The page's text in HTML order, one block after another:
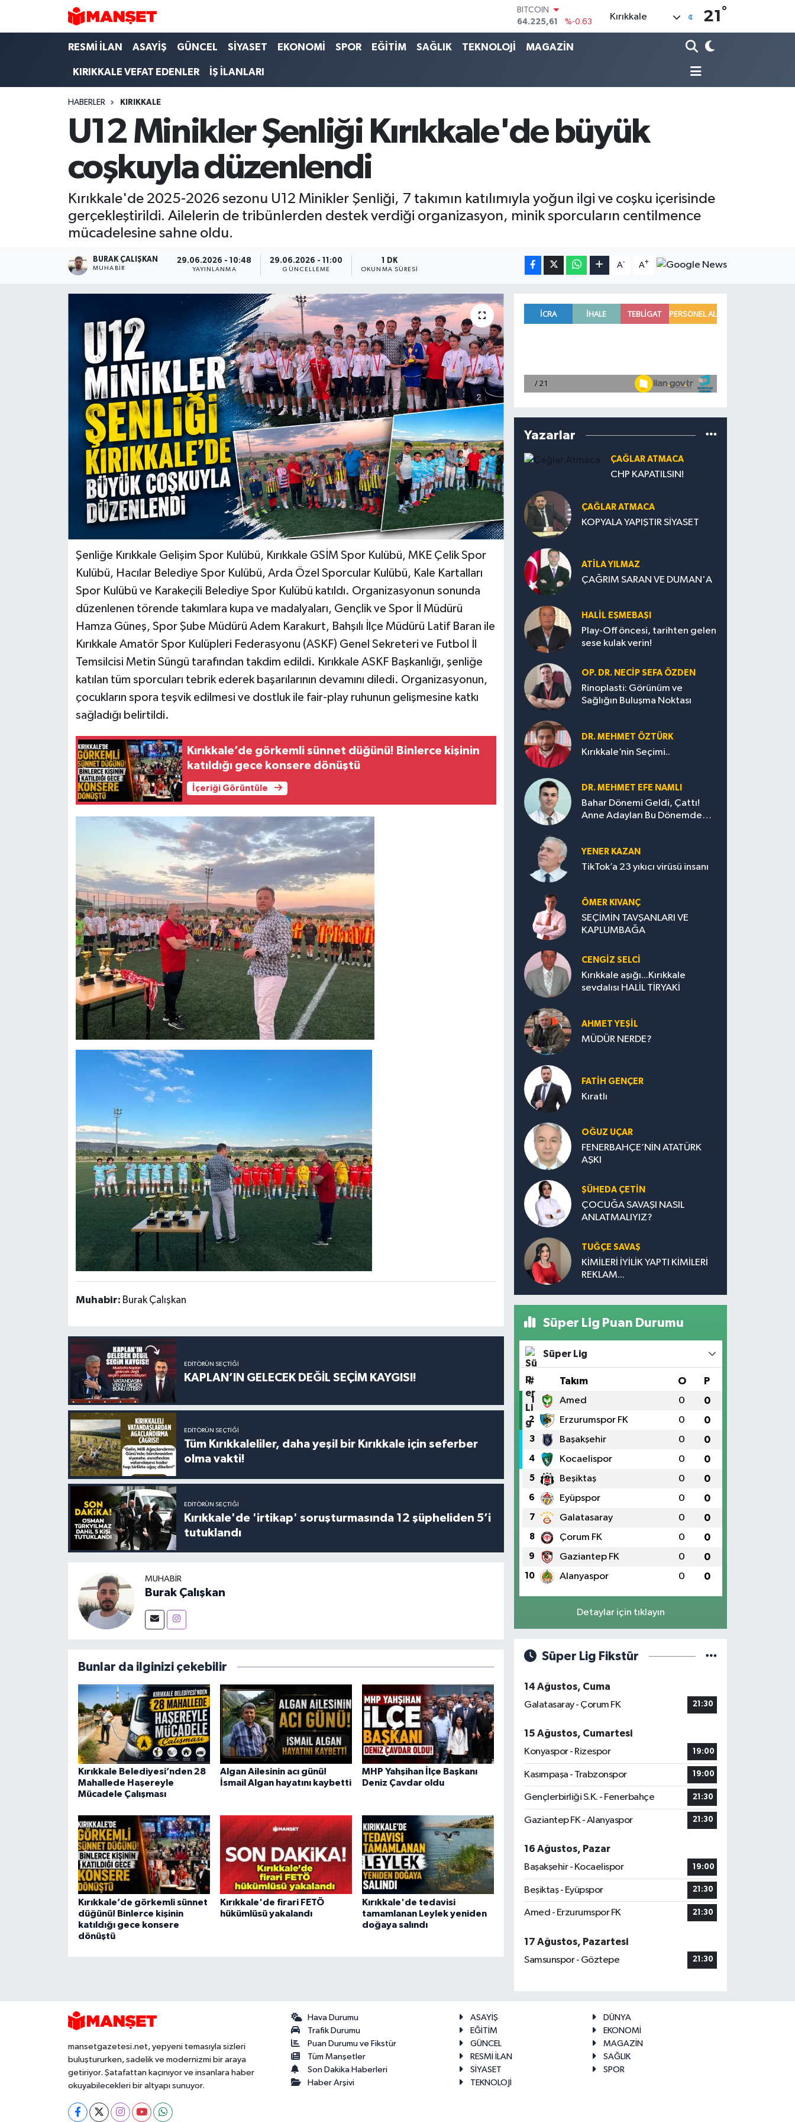
DOLAR
47,6704
%0
EURO
55,0406
%-0.08
13.799
%70
BITCOIN
64.225,61
%-0.63
Kırıkkale 21 °
RESMİ İLAN ASAYİŞ GÜNCEL SİYASET EKONOMİ SPOR EĞİTİM SAĞLIK TEKNOLOJİ MAGAZİN
KIRIKKALE VEFAT EDENLER İŞ İLANLARI
HABERLER KIRIKKALE
U12 Minikler Şenliği Kırıkkale'de büyük
coşkuyla düzenlendi
Kırıkkale'de 2025-2026 sezonu U12 Minikler Şenliği, 7 takımın katılımıyla yoğun ilgi ve coşku içerisinde
gerçekleştirildi. Ailelerin de tribünlerden destek verdiği organizasyon, minik sporcuların centilmence
mücadelesine sahne oldu.
BURAK ÇALIŞKAN
MUHABIR
29.06.2026 - 10:48
YAYINLANMA
29.06.2026 - 11:00
GÜNCELLEME
1 DK
OKUNMA SÜRESI
A- A+
Şenliğe Kırıkkale Gelişim Spor Kulübü, Kırıkkale GSİM Spor Kulübü, MKE Çelik Spor
Kulübü, Hacılar Belediye Spor Kulübü, Arda Özel Sporcular Kulübü, Kale Kartalları
Spor Kulübü ve Karakeçili Belediye Spor Kulübü katıldı. Organizasyonun sonunda
düzenlenen törende takımlara kupa ve madalyaları, Gençlik ve Spor İl Müdürü
Hamza Güneş, Spor Şube Müdürü Adem Karakurt, Bahşılı İlçe Müdürü Latif Baran ile
Kırıkkale Amatör Spor Kulüpleri Federasyonu (ASKF) Genel Sekreteri ve Futbol İl
Temsilcisi Metin Süngü tarafından takdim edildi. Kırıkkale ASKF Başkanlığı, şenliğe
katılan tüm sporcuları tebrik ederek başarılarının devamını diledi. Organizasyonun,
çocukların spora teşvik edilmesi ve dostluk ile fair-play ruhunun gelişmesine katkı
sağladığı belirtildi.
Kırıkkale’de görkemli sünnet düğünü! Binlerce kişinin
katıldığı gece konsere dönüştü
İçeriği Görüntüle
Muhabir: Burak Çalışkan
EDITÖRÜN SEÇTIĞI
KAPLAN’IN GELECEK DEĞİL SEÇİM KAYGISI!
EDITÖRÜN SEÇTIĞI
Tüm Kırıkkaleliler, daha yeşil bir Kırıkkale için seferber
olma vakti!
EDITÖRÜN SEÇTIĞI
Kırıkkale'de 'irtikap' soruşturmasında 12 şüpheliden 5’i
tutuklandı
MUHABIR
Burak Çalışkan
Bunlar da ilginizi çekebilir
Kırıkkale Belediyesi’nden 28
Mahallede Haşereyle
Mücadele Çalışması
Algan Ailesinin acı günü!
İsmail Algan hayatını kaybetti
MHP Yahşihan İlçe Başkanı
Deniz Çavdar oldu
Kırıkkale’de görkemli sünnet
düğünü! Binlerce kişinin
katıldığı gece konsere
dönüştü
Kırıkkale'de firari FETÖ
hükümlüsü yakalandı
Kırıkkale'de tedavisi
tamamlanan Leylek yeniden
doğaya salındı
Yazarlar
ÇAĞLAR ATMACA
CHP KAPATILSIN!
ÇAĞLAR ATMACA
KOPYALA YAPIŞTIR SİYASET
ATILA YILMAZ
ÇAĞRIM SARAN VE DUMAN'A
HALIL EŞMEBAŞI
Play-Off öncesi, tarihten gelen
sese kulak verin!
OP. DR. NECIP SEFA ÖZDEN
Rinoplasti: Görünüm ve
Sağlığın Buluşma Noktası
DR. MEHMET ÖZTÜRK
Kırıkkale’nin Seçimi..
DR. MEHMET EFE NAMLI
Bahar Dönemi Geldi, Çattı!
Anne Adayları Bu Dönemde
YENER KAZAN
TikTok’a 23 yıkıcı virüsü insanı
ÖMER KIVANÇ
SEÇİMİN TAVŞANLARI VE
KAPLUMBAĞA
CENGİZ SELCİ
Kırıkkale aşığı...Kırıkkale
sevdalısı HALİL TİRYAKİ
AHMET YEŞİL
MÜDÜR NERDE?
FATIH GENÇER
Kıratlı
OĞUZ UÇAR
FENERBAHÇE’NİN ATATÜRK
AŞKI
ŞÜHEDA ÇETİN
ÇOCUĞA SAVAŞI NASIL
ANLATMALIYIZ?
TUĞÇE SAVAŞ
KİMİLERİ İYİLİK YAPTI KİMİLERİ
REKLAM...
Süper Lig Puan Durumu
Süper Lig
# Takım O P
1 Amed 0 0
2 Erzurumspor FK 0 0
3 Başakşehir 0 0
4 Kocaelispor 0 0
5 Beşiktaş 0 0
6 Eyüpspor 0 0
7 Galatasaray 0 0
8 Çorum FK 0 0
9 Gaziantep FK 0 0
10 Alanyaspor 0 0
Detaylar için tıklayın
Süper Lig Fikstür
14 Ağustos, Cuma
Galatasaray - Çorum FK
21:30
15 Ağustos, Cumartesi
Konyaspor - Rizespor
19:00
Kasımpaşa - Trabzonspor 19:00
Gençlerbirliği S.K. - Fenerbahçe 21:30
Gaziantep FK - Alanyaspor 21:30
16 Ağustos, Pazar
Başakşehir - Kocaelispor
19:00
Beşiktaş - Eyüpspor 21:30
Amed - Erzurumspor FK 21:30
17 Ağustos, Pazartesi
Samsunspor - Göztepe
21:30
mansetgazetesi.net, yepyeni temasıyla sizleri
buluştururken, sadelik ve modernizmi bir araya
getiriyor. Şatafattan kaçınıyor ve insanlara haber
okuyabilecekleri bir altyapı sunuyor.
Hava Durumu
Trafik Durumu
Puan Durumu ve Fikstür
Tüm Manşetler
Son Dakika Haberleri
Haber Arşivi
ASAYİŞ
DÜNYA
EĞİTİM
EKONOMİ
GÜNCEL
MAGAZİN
RESMİ İLAN
SAĞLIK
SİYASET
SPOR
TEKNOLOJİ
Hava Durumu
Trafik Durumu
Süper Lig Puan Durumu ve Fikstür
Tüm Manşetler
Son Dakika Haberleri
Haber Arşivi